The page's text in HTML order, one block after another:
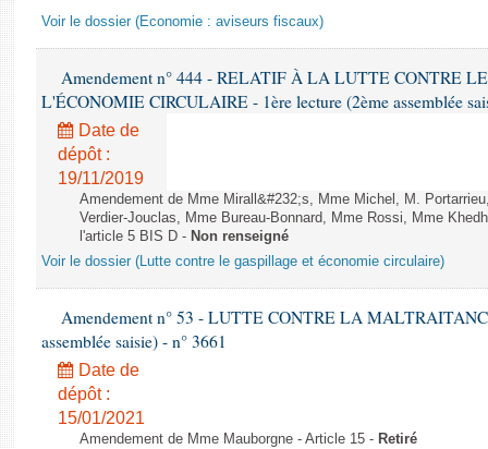
Voir le dossier (Economie : aviseurs fiscaux)
Amendement n° 444 - RELATIF À LA LUTTE CONTRE
L'ÉCONOMIE CIRCULAIRE - 1ère lecture (2ème assemblée
Date de
dépôt :
19/11/2019
Amendement de Mme Mirall&#232;s, Mme Michel, M.
Verdier-Jouclas, Mme Bureau-Bonnard, Mme Rossi, Mme
l'article 5 BIS D - Non renseigné
Voir le dossier (Lutte contre le gaspillage et économie circulaire)
Amendement n° 53 - LUTTE CONTRE LA
assemblée saisie) - n° 3661
Date de
dépôt :
15/01/2021
Amendement de Mme Mauborgne - Article 15 - Retiré